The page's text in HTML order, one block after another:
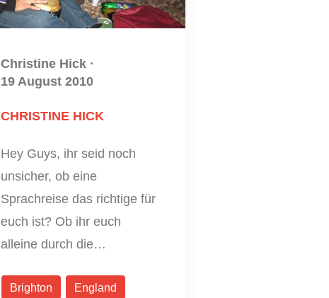
Christine Hick ·
19 August 2010
CHRISTINE HICK
Hey Guys, ihr seid noch
unsicher, ob eine
Sprachreise das richtige für
euch ist? Ob ihr euch
alleine durch die…
Brighton England